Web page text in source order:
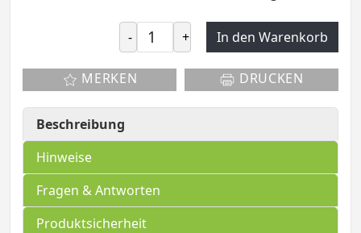
- + In den Warenkorb
MERKEN DRUCKEN
Beschreibung
Hinweise
Fragen & Antworten
Produktsicherheit